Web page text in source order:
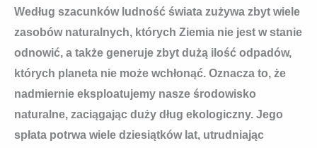
Według szacunków ludność świata zużywa zbyt wiele
zasobów naturalnych, których Ziemia nie jest w stanie
odnowić, a także generuje zbyt dużą ilość odpadów,
których planeta nie może wchłonąć. Oznacza to, że
nadmiernie eksploatujemy nasze środowisko
naturalne, zaciągając duży dług ekologiczny. Jego
spłata potrwa wiele dziesiątków lat, utrudniając